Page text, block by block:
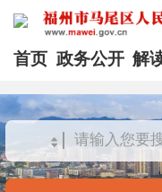
首页 政务公开 解